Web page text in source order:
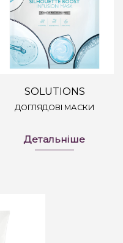
SOLUTIONS
ДОГЛЯДОВІ МАСКИ
Детальніше